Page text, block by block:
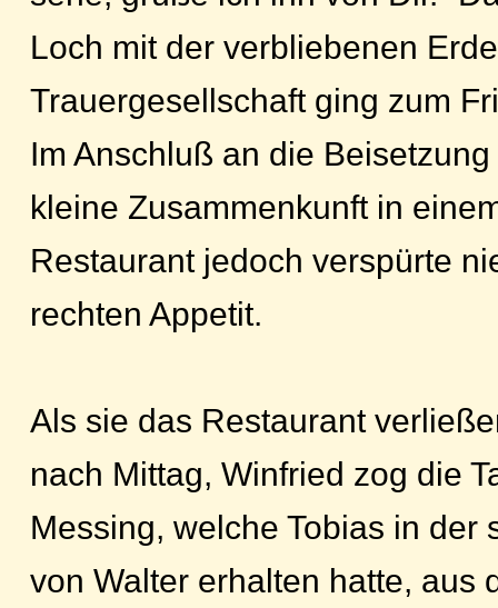
Loch mit der verbliebenen
Trauergesellschaft ging zum
Im Anschluß an die
kleine Zusammenkunft in
Restaurant jedoch verspürte
rechten Appetit.
Als sie das Restaurant
nach Mittag, Winfried zog die
Messing, welche Tobias in der
von Walter erhalten hatte, aus